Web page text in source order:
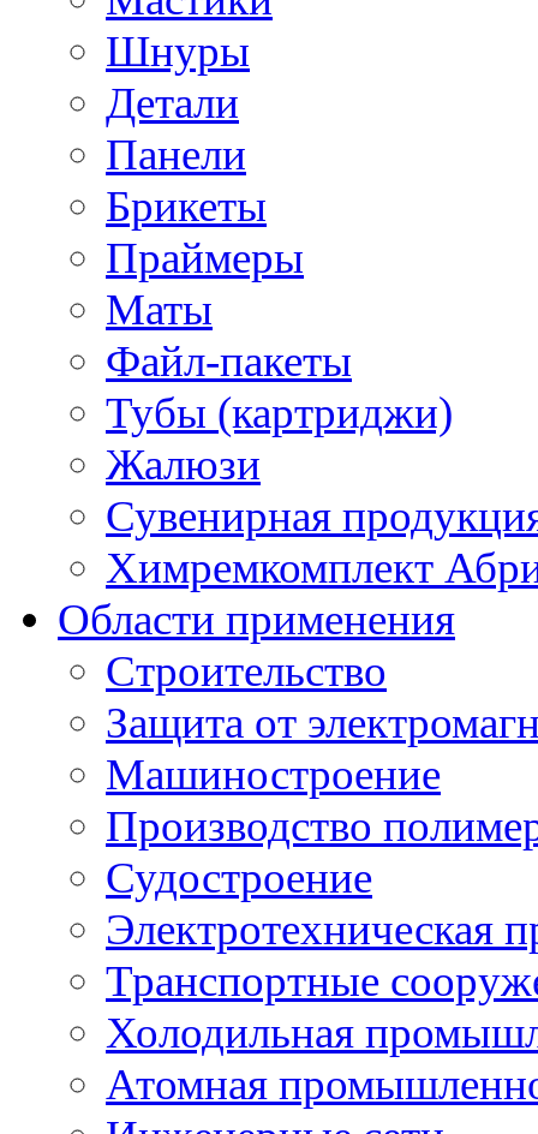
Шнуры
Детали
Панели
Брикеты
Праймеры
Маты
Файл-пакеты
Тубы (картриджи)
Жалюзи
Сувенирная
Химремкомплект
Области применения
Строительство
Защита от
Машиностроение
Производство
Судостроение
Электротехническая
Транспортные
Холодильная
Атомная